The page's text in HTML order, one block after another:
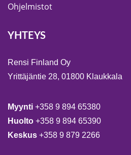
Ohjelmistot
YHTEYS
Rensi Finland Oy
Yrittäjäntie 28, 01800 Klaukkala
Myynti +358 9 894 65380
Huolto +358 9 894 65390
Keskus +358 9 879 2266